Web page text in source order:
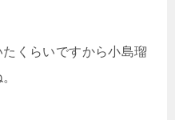
くらいですから小島瑠